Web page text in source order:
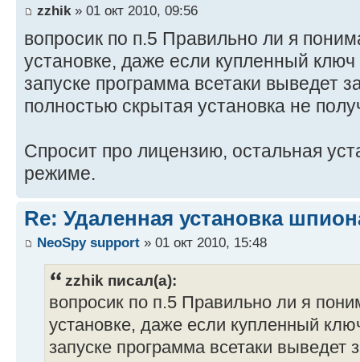
zzhik» 01 окт 2010, 09:56
вопросик по п.5 Правильно ли я
установке, даже если купленный
запуске программа всетаки выведет
полностью скрытая установка не
Спросит про лицензию, остальная
режиме.
Re: Удаленная установка
NeoSpy support » 01 окт 2010, 15:48
zzhik писал(а):
вопросик по п.5 Правильно ли я
установке, даже если купленный
запуске программа всетаки выведет